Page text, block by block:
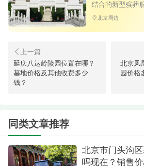
明）
2.万佛华侨陵园位置：
万佛华侨陵园位置在门头沟区
苛萝坨村交界处。班车老山中级人
对面9:30免费。
万佛园位于北京西山，距市中
北向西南延伸，呈半月形环抱，山
结合的新型殡葬
北京周边
延庆八达岭陵园位置在哪？
墓地价格及其他收费多少
钱？
北京凤
园价格
同类文章推荐
北京市门头沟
吗现在？销售